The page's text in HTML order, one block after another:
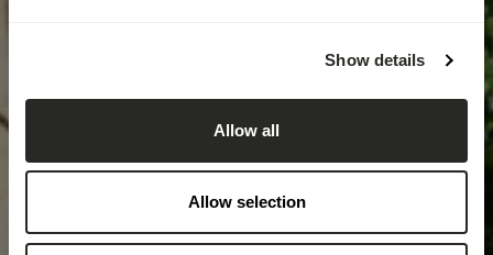
Show details
Allow all
Allow selection